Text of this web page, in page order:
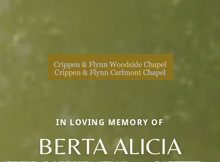
IN LOVING MEMORY OF
BERTA ALICIA